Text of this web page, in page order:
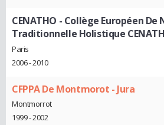
CENATHO - Collège Européen
Traditionnelle Holistique
Paris
2006 - 2010
CFPPA De Montmorot - Jura
Montmorrot
1999 - 2002